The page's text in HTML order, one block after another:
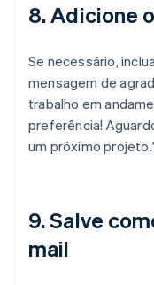
8. Adicione
Se necessário,
mensagem de
trabalho em
preferência!
um próximo
9. Salve
mail